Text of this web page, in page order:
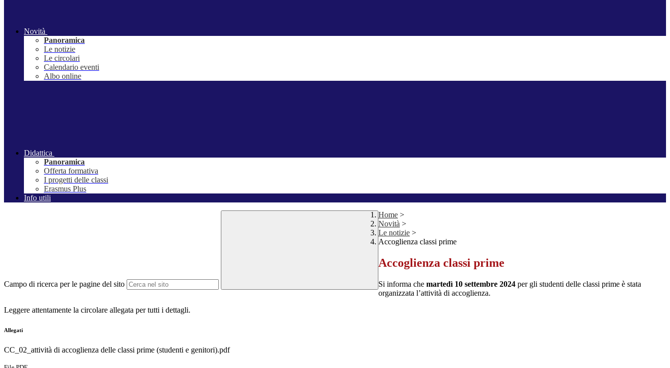
Novità
Panoramica
Le notizie
Le circolari
Calendario eventi
Albo online
Didattica
Panoramica
Offerta formativa
I progetti delle classi
Erasmus Plus
Info utili
Campo di ricerca per le pagine del sito
Home >
Novità >
Le notizie >
Accoglienza classi prime
Accoglienza classi prime
Si informa che martedì 10 settembre 2024 per gli studenti delle classi prime è stata
organizzata l’attività di accoglienza.
Leggere attentamente la circolare allegata per tutti i dettagli.
Allegati
CC_02_attività di accoglienza delle classi prime (studenti e genitori).pdf